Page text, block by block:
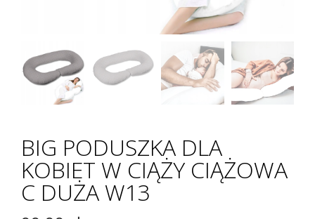
BIG PODUSZKA DLA
KOBIET W CIĄŻY CIĄŻOWA
C DUŻA W13